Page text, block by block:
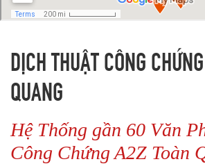
DỊCH THUẬT CÔNG
QUANG
Hệ Thống gần 60 Văn
Công Chứng A2Z Toàn